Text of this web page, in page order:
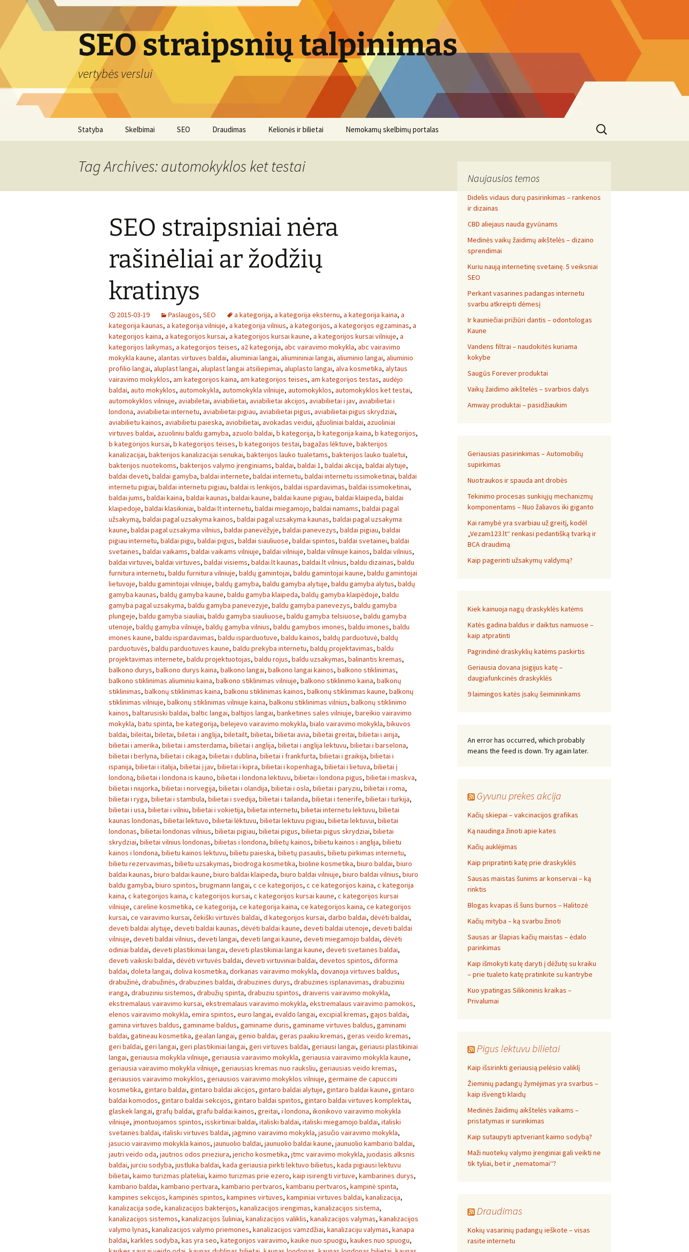
content
SEO straipsnių talpinimas
vertybės verslui
Statyba Skelbimai SEO Draudimas Kelionės ir bilietai Nemokamų skelbimų portalas
Search
for:
Tag Archives: automokyklos ket testai
SEO straipsniai nėra
rašinėliai ar žodžių
kratinys
2015-03-19 Paslaugos, SEO a kategorija, a kategorija eksternu, a kategorija kaina, a
kategorija kaunas, a kategorija vilniuje, a kategorija vilnius, a kategorijos, a kategorijos egzaminas, a
kategorijos kaina, a kategorijos kursai, a kategorijos kursai kaune, a kategorijos kursai vilniuje, a
kategorijos laikymas, a kategorijos teises, a2 kategorija, abc vairavimo mokykla, abc vairavimo
mokykla kaune, alantas virtuves baldai, aliuminiai langai, aliumininiai langai, aliuminio langai, aliuminio
profilio langai, aluplast langai, aluplast langai atsiliepimai, aluplasto langai, alva kosmetika, alytaus
vairavimo mokyklos, am kategorijos kaina, am kategorijos teises, am kategorijos testas, audėjo
baldai, auto mokyklos, automokykla, automokykla vilniuje, automokyklos, automokyklos ket testai,
automokyklos vilniuje, aviabiletai, aviabilietai, aviabilietai akcijos, aviabilietai i jav, aviabilietai i
londona, aviabilietai internetu, aviabilietai pigiau, aviabilietai pigus, aviabilietai pigus skrydziai,
aviabilietu kainos, aviabilietu paieska, aviobilietai, avokadas veidui, ąžuoliniai baldai, azuoliniai
virtuves baldai, azuoliniu baldu gamyba, azuolo baldai, b kategorija, b kategorija kaina, b kategorijos,
b kategorijos kursai, b kategorijos teises, b kategorijos testai, bagažas lėktuve, bakterijos
kanalizacijai, bakterijos kanalizacijai senukai, bakterijos lauko tualetams, bakterijos lauko tualetui,
bakterijos nuotekoms, bakterijos valymo įrenginiams, baldai, baldai 1, baldai akcija, baldai alytuje,
baldai deveti, baldai gamyba, baldai internete, baldai internetu, baldai internetu issimoketinai, baldai
internetu pigiai, baldai internetu pigiau, baldai is lenkijos, baldai ispardavimas, baldai issimoketinai,
baldai jums, baldai kaina, baldai kaunas, baldai kaune, baldai kaune pigiau, baldai klaipeda, baldai
klaipedoje, baldai klasikiniai, baldai lt internetu, baldai miegamojo, baldai namams, baldai pagal
užsakymą, baldai pagal uzsakyma kainos, baldai pagal uzsakyma kaunas, baldai pagal uzsakyma
kaune, baldai pagal uzsakyma vilnius, baldai panevėžyje, baldai panevezys, baldai pigiau, baldai
pigiau internetu, baldai pigu, baldai pigus, baldai siauliuose, baldai spintos, baldai svetainei, baldai
svetaines, baldai vaikams, baldai vaikams vilniuje, baldai vilniuje, baldai vilniuje kainos, baldai vilnius,
baldai virtuvei, baldai virtuves, baldai visiems, baldai.lt kaunas, baldai.lt vilnius, baldu dizainas, baldu
furnitura internetu, baldu furnitura vilniuje, baldų gamintojai, baldu gamintojai kaune, baldu gamintojai
lietuvoje, baldu gamintojai vilniuje, baldų gamyba, baldu gamyba alytuje, baldu gamyba alytus, baldų
gamyba kaunas, baldų gamyba kaune, baldu gamyba klaipeda, baldų gamyba klaipėdoje, baldu
gamyba pagal uzsakyma, baldu gamyba panevezyje, baldu gamyba panevezys, baldu gamyba
plungeje, baldu gamyba siauliai, baldu gamyba siauliuose, baldu gamyba telsiuose, baldu gamyba
utenoje, baldų gamyba vilniuje, baldų gamyba vilnius, baldu gamybos imones, baldu imones, baldu
imones kaune, baldu ispardavimas, baldu isparduotuve, baldu kainos, baldų parduotuvė, baldų
parduotuvės, baldu parduotuves kaune, baldu prekyba internetu, baldų projektavimas, baldu
projektavimas internete, baldu projektuotojas, baldu rojus, baldu uzsakymas, balinantis kremas,
balkono durys, balkono durys kaina, balkono langai, balkono langai kainos, balkono stiklinimas,
balkono stiklinimas aliuminiu kaina, balkono stiklinimas vilniuje, balkono stiklinimo kaina, balkonų
stiklinimas, balkonų stiklinimas kaina, balkonu stiklinimas kainos, balkonų stiklinimas kaune, balkonų
stiklinimas vilniuje, balkonų stiklinimas vilniuje kaina, balkonu stiklinimas vilnius, balkonų stiklinimo
kainos, baltarusiski baldai, baltic langai, baltijos langai, banketines sales vilniuje, bareikio vairavimo
mokykla, batu spinta, be kategorija, belejevo vairavimo mokykla, bialo vairavimo mokykla, bikuvos
baldai, bileitai, biletai, biletai i anglija, biletailt, bilietai, bilietai avia, bilietai greitai, bilietai i airija,
bilietai i amerika, bilietai i amsterdama, bilietai i anglija, bilietai i anglija lektuvu, bilietai i barselona,
bilietai i berlyna, bilietai i cikaga, bilietai i dublina, bilietai i frankfurta, bilietai i graikija, bilietai i
ispanija, bilietai i italija, bilietai į jav, bilietai i kipra, bilietai i kopenhaga, bilietai i lietuva, bilietai į
londoną, bilietai i londona is kauno, bilietai i londona lektuvu, bilietai i londona pigus, bilietai i maskva,
bilietai i niujorka, bilietai i norvegija, bilietai i olandija, bilietai i osla, bilietai i paryziu, bilietai i roma,
bilietai i ryga, bilietai i stambula, bilietai i svedija, bilietai i tailanda, bilietai i tenerife, bilietai i turkija,
bilietai i usa, bilietai i vilniu, bilietai i vokietija, bilietai internetu, bilietai internetu lektuvu, bilietai
kaunas londonas, bilietai lektuvo, bilietai lėktuvu, bilietai lektuvu pigiau, bilietai lektuvui, bilietai
londonas, bilietai londonas vilnius, bilietai pigiau, bilietai pigus, bilietai pigus skrydziai, bilietai
skrydziai, bilietai vilnius londonas, bilietas i londona, bilietų kainos, bilietu kainos i anglija, bilietu
kainos i londona, bilietu kainos lektuvu, bilietu paieska, bilietų pasaulis, bilietu pirkimas internetu,
bilietu rezervavimas, bilietu uzsakymas, biodroga kosmetika, bioline kosmetika, biuro baldai, biuro
baldai kaunas, biuro baldai kaune, biuro baldai klaipeda, biuro baldai vilniuje, biuro baldai vilnius, biuro
baldu gamyba, biuro spintos, brugmann langai, c ce kategorijos, c ce kategorijos kaina, c kategorija
kaina, c kategorijos kaina, c kategorijos kursai, c kategorijos kursai kaune, c kategorijos kursai
vilniuje, careline kosmetika, ce kategorija, ce kategorija kaina, ce kategorijos kaina, ce kategorijos
kursai, ce vairavimo kursai, čekiški virtuvės baldai, d kategorijos kursai, darbo baldai, dėvėti baldai,
deveti baldai alytuje, deveti baldai kaunas, dėvėti baldai kaune, deveti baldai utenoje, deveti baldai
vilniuje, deveti baldai vilnius, deveti langai, deveti langai kaune, deveti miegamojo baldai, dėvėti
odiniai baldai, deveti plastikiniai langai, deveti plastikiniai langai kaune, deveti svetaines baldai,
deveti vaikiski baldai, dėvėti virtuvės baldai, deveti virtuviniai baldai, devetos spintos, diforma
baldai, doleta langai, doliva kosmetika, dorkanas vairavimo mokykla, dovanoja virtuves baldus,
drabužinė, drabužinės, drabuzines baldai, drabuzines durys, drabuzines isplanavimas, drabuziniu
iranga, drabuziniu sistemos, drabužių spinta, drabuziu spintos, draiveris vairavimo mokykla,
ekstremalaus vairavimo kursai, ekstremalaus vairavimo mokykla, ekstremalaus vairavimo pamokos,
elenos vairavimo mokykla, emira spintos, euro langai, evaldo langai, excipial kremas, gajos baldai,
gamina virtuves baldus, gaminame baldus, gaminame duris, gaminame virtuves baldus, gaminami
baldai, gatineau kosmetika, gealan langai, genio baldai, geras paakiu kremas, geras veido kremas,
geri baldai, geri langai, geri plastikiniai langai, geri virtuves baldai, geriausi langai, geriausi plastikiniai
langai, geriausia mokykla vilniuje, geriausia vairavimo mokykla, geriausia vairavimo mokykla kaune,
geriausia vairavimo mokykla vilniuje, geriausias kremas nuo rauksliu, geriausias veido kremas,
geriausios vairavimo mokyklos, geriausios vairavimo mokyklos vilniuje, germaine de capuccini
kosmetika, gintaro baldai, gintaro baldai akcijos, gintaro baldai alytuje, gintaro baldai kaune, gintaro
baldai komodos, gintaro baldai sekcijos, gintaro baldai spintos, gintaro baldai virtuves komplektai,
glaskek langai, grafų baldai, grafu baldai kainos, greitai, i londona, ikonikovo vairavimo mokykla
vilniuje, įmontuojamos spintos, isskirtiniai baldai, italiski baldai, italiski miegamojo baldai, italiski
svetaines baldai, italiski virtuves baldai, jagmino vairavimo mokykla, jasučio vairavimo mokykla,
jasucio vairavimo mokykla kainos, jaunuolio baldai, jaunuolio baldai kaune, jaunuolio kambario baldai,
jautri veido oda, jautrios odos prieziura, jericho kosmetika, jtmc vairavimo mokykla, juodasis alksnis
baldai, jurciu sodyba, justluka baldai, kada geriausia pirkti lektuvo bilietus, kada pigiausi lektuvu
bilietai, kaimo turizmas plateliai, kaimo turizmas prie ezero, kaip isirengti virtuve, kambarines durys,
kambario baldai, kambario pertvara, kambario pertvaros, kambariu pertvaros, kampinė spinta,
kampines sekcijos, kampinės spintos, kampines virtuves, kampiniai virtuves baldai, kanalizacija,
kanalizacija sode, kanalizacijos bakterijos, kanalizacijos irengimas, kanalizacijos sistema,
kanalizacijos sistemos, kanalizacijos šuliniai, kanalizacijos valiklis, kanalizacijos valymas, kanalizacijos
valymo lynas, kanalizacijos valymo priemones, kanalizacijos vamzdžiai, kanalizaciju valymas, kanapa
baldai, karkles sodyba, kas yra seo, kategorijos vairavimo, kauke nuo spuogu, kaukes nuo spuogu,
Naujausios temos
Didelis vidaus durų pasirinkimas – rankenos
ir dizainas
CBD aliejaus nauda gyvūnams
Medinės vaikų žaidimų aikštelės – dizaino
sprendimai
Kuriu naują internetinę svetainę. 5 veiksniai
SEO
Perkant vasarines padangas internetu
svarbu atkreipti dėmesį
Ir kauniečiai prižiūri dantis – odontologas
Kaune
Vandens filtrai – naudokitės kuriama
kokybe
Saugūs Forever produktai
Vaikų žaidimo aikštelės – svarbios dalys
Amway produktai – pasidžiaukim
Geriausias pasirinkimas – Automobilių
supirkimas
Nuotraukos ir spauda ant drobės
Tekinimo procesas sunkiųjų mechanizmų
komponentams – Nuo žaliavos iki giganto
Kai ramybė yra svarbiau už greitį, kodėl
„Vezam123.lt“ renkasi pedantišką tvarką ir
BCA draudimą
Kaip pagerinti užsakymų valdymą?
Kiek kainuoja nagų draskyklės katėms
Katės gadina baldus ir daiktus namuose –
kaip atpratinti
Pagrindinė draskyklių katėms paskirtis
Geriausia dovana įsigijus katę –
daugiafunkcinės draskyklės
9 laimingos katės įsakų šeimininkams
An error has occurred, which probably
means the feed is down. Try again later.
Gyvunu prekes akcija
Kačių skiepai – vakcinacijos grafikas
Ką naudinga žinoti apie kates
Kačių auklėjimas
Kaip pripratinti katę prie draskyklės
Sausas maistas šunims ar konservai – ką
rinktis
Blogas kvapas iš šuns burnos – Halitozė
Kačių mityba – ką svarbu žinoti
Sausas ar šlapias kačių maistas – ėdalo
parinkimas
Kaip išmokyti katę daryti į dėžutę su kraiku
– prie tualeto katę pratinkite su kantrybe
Kuo ypatingas Silikoninis kraikas –
Privalumai
Pigus lektuvu bilietai
Kaip išsirinkti geriausią pelėsio valiklį
Žieminių padangų žymėjimas yra svarbus –
kaip išvengti klaidų
Medinės žaidimų aikštelės vaikams –
pristatymas ir surinkimas
Kaip sutaupyti aptveriant kaimo sodybą?
Maži nuotekų valymo įrenginiai gali veikti ne
tik tyliai, bet ir „nematomai‘‘?
Draudimas
Kokių vasarinių padangų ieškote – visas
rasite internetu